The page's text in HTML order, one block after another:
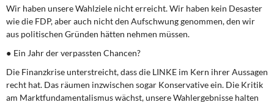
Über mich
Kontakt
Wir haben unsere Wahlziele nicht erreicht. Wir haben kein Desaster
wie die FDP, aber auch nicht den Aufschwung genommen, den wir
aus politischen Gründen hätten nehmen müssen.
● Ein Jahr der verpassten Chancen?
Die Finanzkrise unterstreicht, dass die LINKE im Kern ihrer Aussagen
recht hat. Das räumen inzwischen sogar Konservative ein. Die Kritik
am Marktfundamentalismus wächst, unsere Wahlergebnisse halten